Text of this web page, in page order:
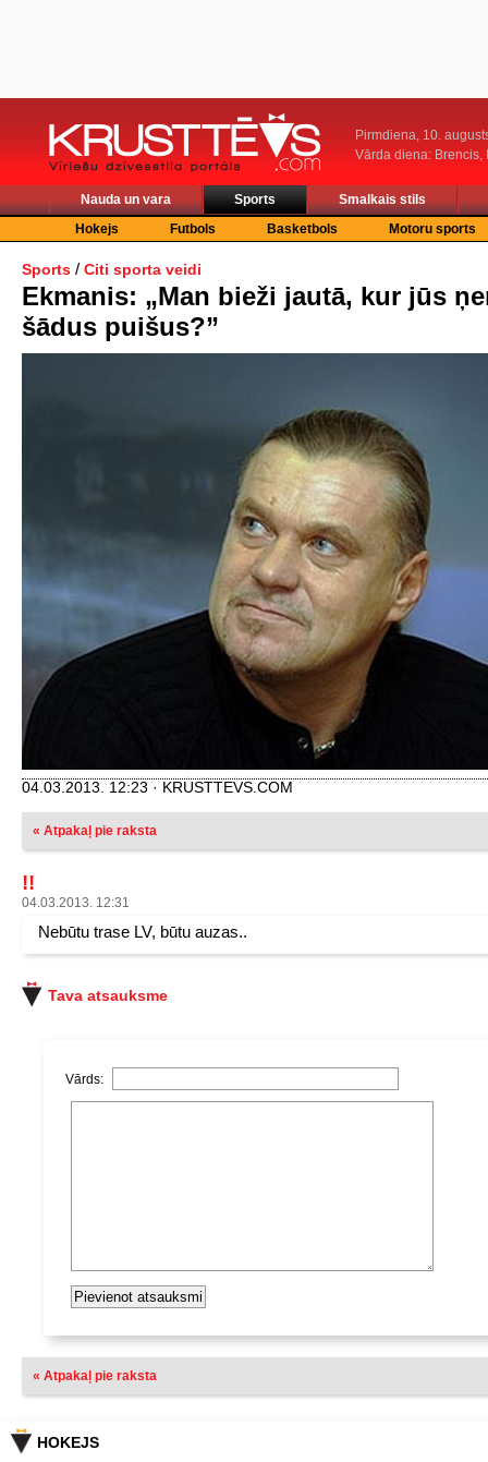
Pirmdiena, 10.
Vārda diena: Brencis,
Nauda un vara Sports
Smalkais stils
Hokejs
Futbols Basketbols Motoru sports
Sports / Citi sporta veidi
Ekmanis: „Man bieži jautā, kur jūs
šādus puišus?”
04.03.2013. 12:23 · KRUSTTEVS.COM
« Atpakaļ pie raksta
!!
04.03.2013. 12:31
Nebūtu trase LV, būtu auzas..
Tava atsauksme
Vārds:
« Atpakaļ pie raksta
HOKEJS